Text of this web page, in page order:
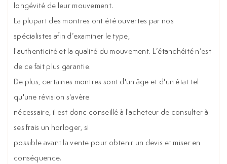
longévité de leur mouvement.
La plupart des montres ont été ouvertes par nos
spécialistes afin d’examiner le type,
l'authenticité et la qualité du mouvement. L’étanchéité n’est
de ce fait plus garantie.
De plus, certaines montres sont d'un âge et d'un état tel
qu'une révision s'avère
nécessaire, il est donc conseillé à l'acheteur de consulter à
ses frais un horloger, si
possible avant la vente pour obtenir un devis et miser en
conséquence.